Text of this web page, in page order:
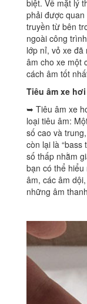
biệt. Về mặt lý
phải được
truyền từ bên
ngoài công
lớp nỉ, vỏ xe đã
âm cho xe một
cách âm tốt
Tiêu âm xe
➥ Tiêu âm xe
loại tiêu âm:
số cao và
còn lại là “bass
số thấp nhằm
bạn có thể
âm, các âm
những âm